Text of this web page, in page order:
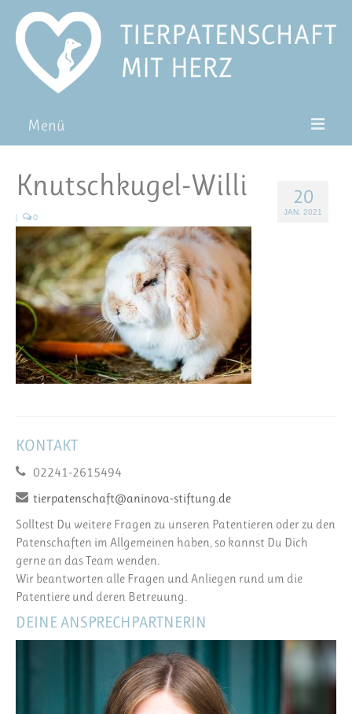
Menü
Pat*in werden
Patenschaft verschenken
Blog
FAQ
20
JAN. 2021
Knutschkugel-Willi
| 0
KONTAKT
02241-2615494
tierpatenschaft@aninova-stiftung.de
Solltest Du weitere Fragen zu unseren Patentieren oder zu den
Patenschaften im Allgemeinen haben, so kannst Du Dich
gerne an das Team wenden.
Wir beantworten alle Fragen und Anliegen rund um die
Patentiere und deren Betreuung.
DEINE ANSPRECHPARTNERIN